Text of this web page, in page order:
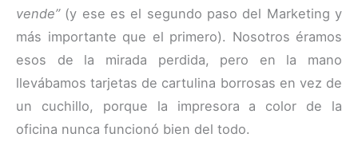
vende”(y ese es el segundo paso del Marketing y
más importante que el primero). Nosotros éramos
esos de la mirada perdida, pero en la mano
llevábamos tarjetas de cartulina borrosas en vez de
un cuchillo, porque la impresora a color de la
oficina nunca funcionó bien del todo.